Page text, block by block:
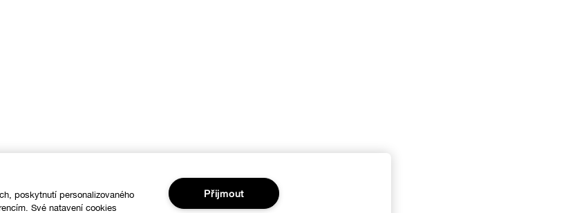
poskytnutí personalizovaného
Své natavení cookies
Přijmout